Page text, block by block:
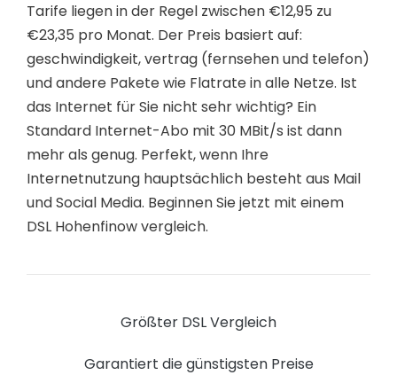
Tarife liegen in der Regel zwischen €12,95 zu
€23,35 pro Monat. Der Preis basiert auf:
geschwindigkeit, vertrag (fernsehen und telefon)
und andere Pakete wie Flatrate in alle Netze. Ist
das Internet für Sie nicht sehr wichtig? Ein
Standard Internet-Abo mit 30 MBit/s ist dann
mehr als genug. Perfekt, wenn Ihre
Internetnutzung hauptsächlich besteht aus Mail
und Social Media. Beginnen Sie jetzt mit einem
DSL Hohenfinow vergleich.
Größter DSL Vergleich
Garantiert die günstigsten Preise